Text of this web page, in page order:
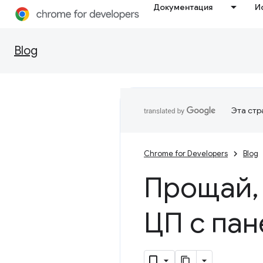
Документация
Blog
Эта
Chrome for Developers Blog
Прощай,
ЦП с